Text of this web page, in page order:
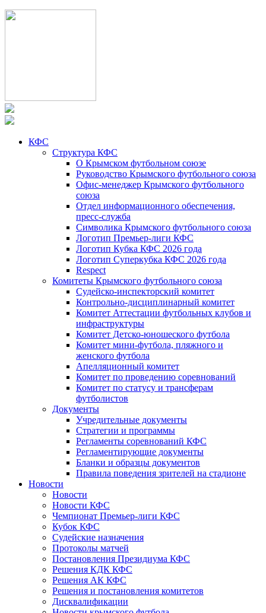
КФС
Структура КФС
О Крымском футбольном союзе
Руководство Крымского футбольного союза
Офис-менеджер Крымского футбольного
союза
Отдел информационного обеспечения,
пресс-служба
Символика Крымского футбольного союза
Логотип Премьер-лиги КФС
Логотип Кубка КФС 2026 года
Логотип Суперкубка КФС 2026 года
Respect
Комитеты Крымского футбольного союза
Судейско-инспекторский комитет
Контрольно-дисциплинарный комитет
Комитет Аттестации футбольных клубов и
инфраструктуры
Комитет Детско-юношеского футбола
Комитет мини-футбола, пляжного и
женского футбола
Апелляционный комитет
Комитет по проведению соревнований
Комитет по статусу и трансферам
футболистов
Документы
Учредительные документы
Стратегии и программы
Регламенты соревнований КФС
Регламентирующие документы
Бланки и образцы документов
Правила поведения зрителей на стадионе
Новости
Новости
Новости КФС
Чемпионат Премьер-лиги КФС
Кубок КФС
Судейские назначения
Протоколы матчей
Постановления Президиума КФС
Решения КДК КФС
Решения АК КФС
Решения и постановления комитетов
Дисквалификации